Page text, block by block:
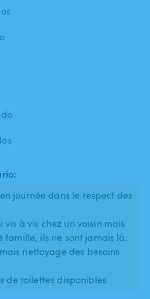
journée dans le respect des
vis à vis chez un voisin mais
famille, ils ne sont jamais là.
nettoyage des besoins
de toilettes disponibles